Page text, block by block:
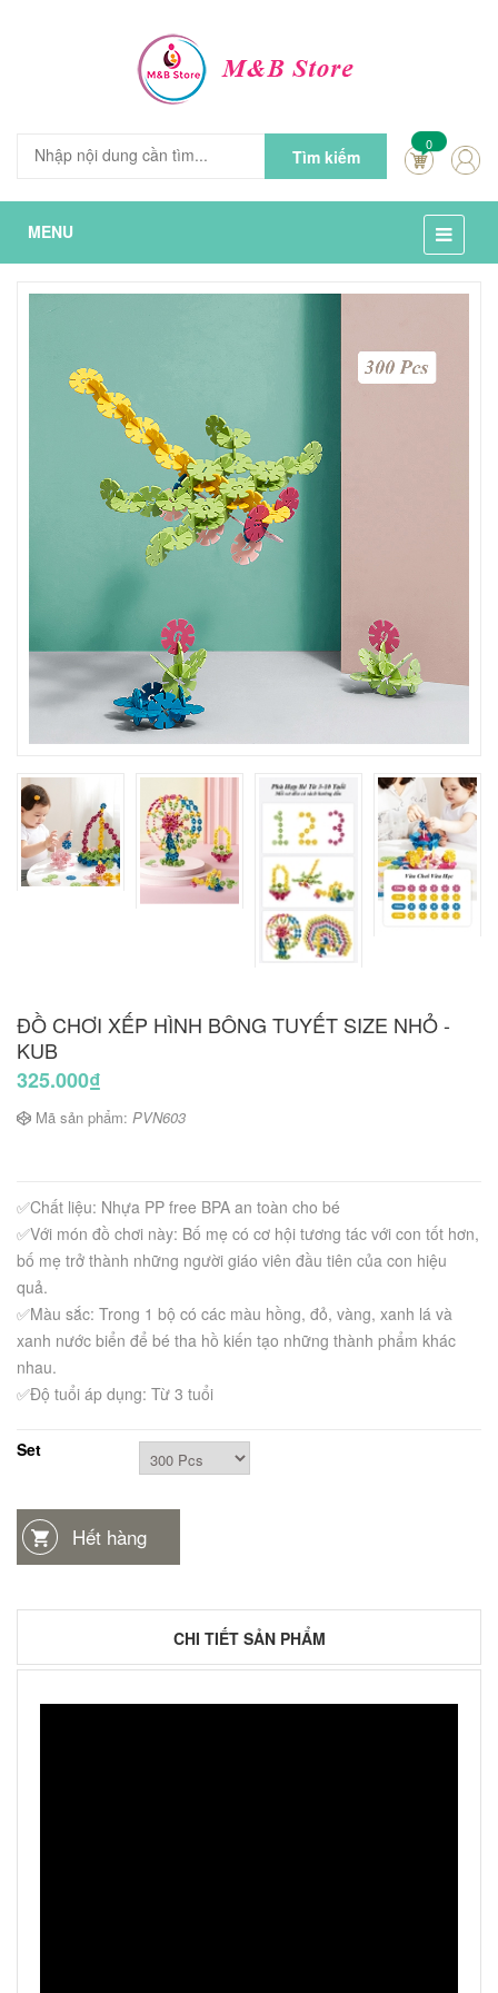
Tìm kiếm
0
MENU
ĐỒ CHƠI XẾP HÌNH BÔNG TUYẾT SIZE NHỎ -
KUB
325.000₫
Mã sản phẩm: PVN603
✅Chất liệu: Nhựa PP free BPA an toàn cho bé
✅Với món đồ chơi này: Bố mẹ có cơ hội tương tác với con tốt hơn,
bố mẹ trở thành những người giáo viên đầu tiên của con hiệu
quả.
✅Màu sắc: Trong 1 bộ có các màu hồng, đỏ, vàng, xanh lá và
xanh nước biển để bé tha hồ kiến tạo những thành phẩm khác
nhau.
✅Độ tuổi áp dụng: Từ 3 tuổi
Set
Hết hàng
CHI TIẾT SẢN PHẨM